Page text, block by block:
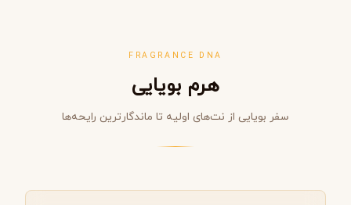
FRAGRANCE DNA
هرم بویایی
سفر بویایی از نت‌های اولیه تا ماندگارترین رایحه‌ها